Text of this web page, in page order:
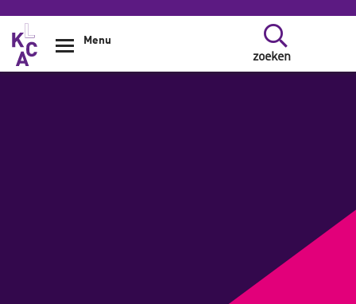
Overslaan en naar de inhoud gaan
zoeken
Menu